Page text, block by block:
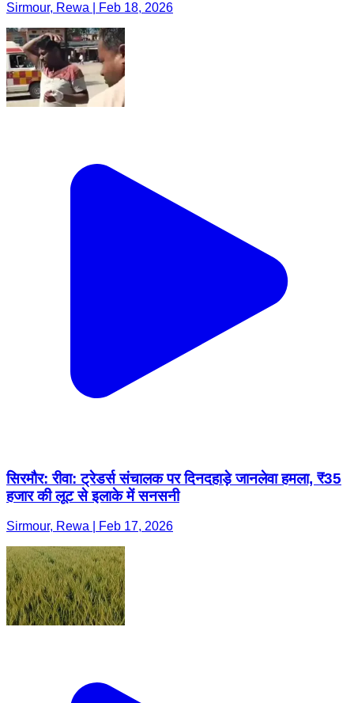
Sirmour, Rewa | Feb 18, 2026
सिरमौर: रीवा: ट्रेडर्स संचालक पर दिनदहाड़े जानलेवा हमला, ₹35
हजार की लूट से इलाके में सनसनी
Sirmour, Rewa | Feb 17, 2026